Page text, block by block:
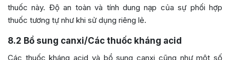
thuốc này. Độ an toàn và tính dung nạp của sự phối hợp
thuốc tương tự như khi sử dụng riêng lẻ.
8.2 Bổ sung canxi/Các thuốc kháng acid
Các thuốc kháng acid và bổ sung canxi cũng như một số